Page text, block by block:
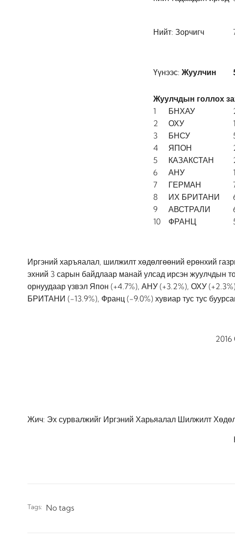
Нийт: Зорчигч
Үүнээс: Жуулчин
Жуулчдын голлох
1
БНХАУ
2
ОХУ
3
БНСУ
4
ЯПОН
5
КАЗАКСТАН
6
АНУ
7
ГЕРМАН
8
ИХ БРИТАНИ
9
АВСТРАЛИ
10
ФРАНЦ
Иргэний харъяалал, шилжилт хөдөлгөөний ерөнхий
эхний 3 сарын байдлаар манай улсад ирсэн жуулчдын
орнуудаар үзвэл Япон (+4.7%), АНУ (+3.2%), ОХУ
БРИТАНИ (-13.9%), Франц (-9.0%) хувиар тус тус
Жич: Эх сурвалжийг Иргэний Харьяалал Шилжилт
Tags: No tags